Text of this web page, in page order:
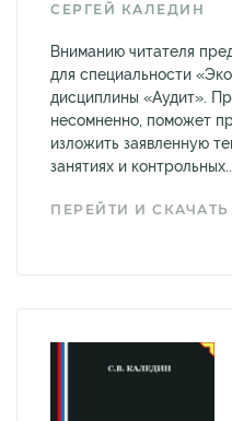
СЕРГЕЙ КАЛЕДИН
Вниманию читателя
для специальности
дисциплины «Аудит».
несомненно, поможет
изложить заявленную
занятиях и
ПЕРЕЙТИ И СКАЧАТЬ